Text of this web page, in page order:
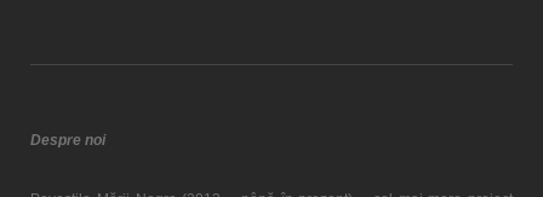
Despre noi